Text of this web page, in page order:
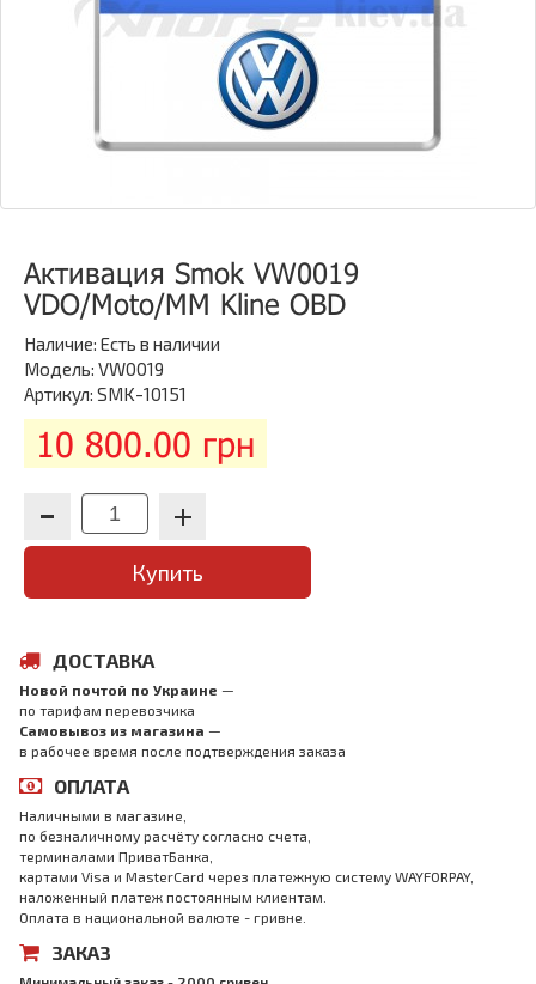
Активация Smok VW0019
VDO/Moto/MM Kline OBD
Наличие: Есть в наличии
Модель: VW0019
Артикул: SMK-10151
10 800.00 грн
Купить
ДОСТАВКА
Новой почтой по Украине —
по тарифам перевозчика
Самовывоз из магазина —
в рабочее время после подтверждения заказа
ОПЛАТА
Наличными в магазине,
по безналичному расчёту согласно счета,
терминалами ПриватБанка,
картами Visa и MasterCard через платежную систему WAYFORPAY,
наложенный платеж постоянным клиентам.
Оплата в национальной валюте - гривне.
ЗАКАЗ